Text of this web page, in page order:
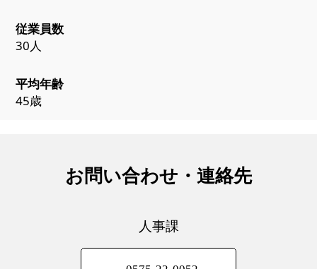
従業員数
30人
平均年齢
45歳
お問い合わせ・連絡先
人事課